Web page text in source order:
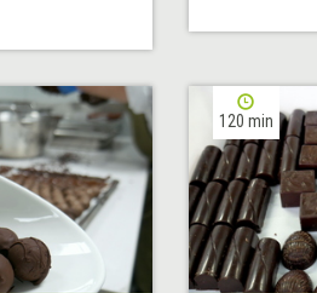
120 min